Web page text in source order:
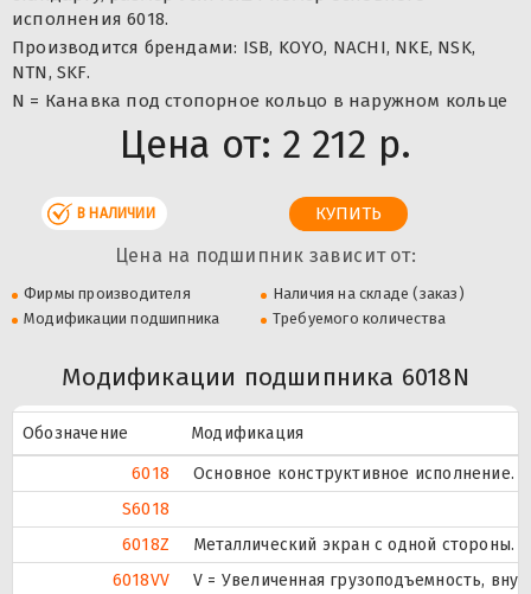
исполнения 6018.
Производится брендами: ISB, KOYO, NACHI, NKE, NSK,
NTN, SKF.
N = Канавка под стопорное кольцо в наружном кольце
Цена от: 2 212 р.
В НАЛИЧИИ
Цена на подшипник зависит от:
Фирмы производителя
Наличия на складе (заказ)
Модификации подшипника
Требуемого количества
Модификации подшипника 6018N
Обозначение
Модификация
6018
Основное конструктивное исполнение.
S6018
6018Z
Металлический экран с одной стороны.
6018VV
V = Увеличенная грузоподъемность,